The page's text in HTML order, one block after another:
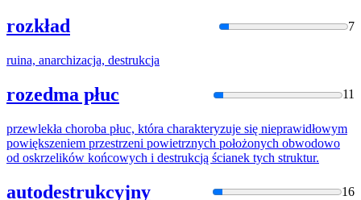
rozkład 7
ruina, anarchizacja, destrukcja
rozedma płuc 11
przewlekła choroba płuc, która charakteryzuje się nieprawidłowym
powiększeniem przestrzeni powietrznych położonych obwodowo
od oskrzelików końcowych i destrukcją ścianek tych struktur.
autodestrukcyjny 16